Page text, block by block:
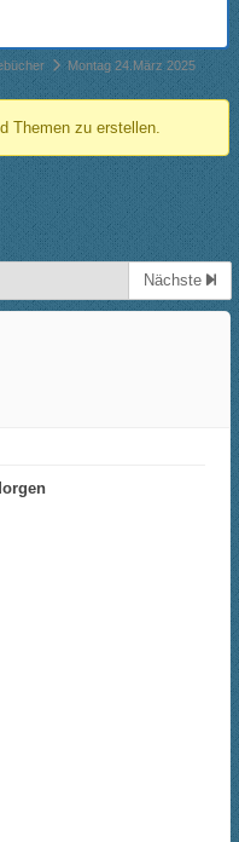
Montag 24.März 2025
Themen zu erstellen.
Nächste